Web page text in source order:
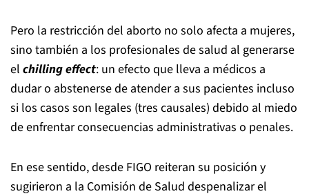
Pero la restricción del aborto no solo afecta a mujeres,
sino también a los profesionales de salud al generarse
el chilling effect: un efecto que lleva a médicos a
dudar o abstenerse de atender a sus pacientes incluso
si los casos son legales (tres causales) debido al miedo
de enfrentar consecuencias administrativas o penales.
En ese sentido, desde FIGO reiteran su posición y
sugirieron a la Comisión de Salud despenalizar el